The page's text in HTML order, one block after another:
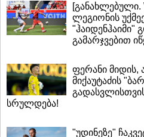
ლეგიონის
გამარჯვებით
ფერანი მიდის,
მიქაუტაძის
სრულდება!
"უდინეზე"